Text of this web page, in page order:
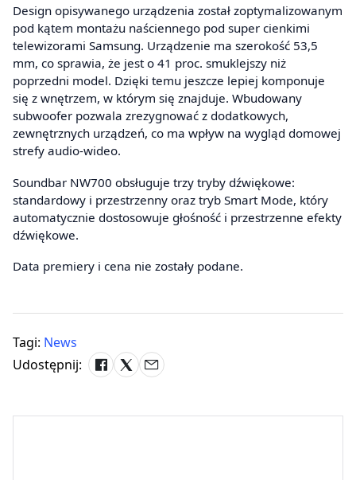
Design opisywanego urządzenia został zoptymalizowanym
pod kątem montażu naściennego pod super cienkimi
telewizorami Samsung. Urządzenie ma szerokość 53,5
mm, co sprawia, że jest o 41 proc. smuklejszy niż
poprzedni model. Dzięki temu jeszcze lepiej komponuje
się z wnętrzem, w którym się znajduje. Wbudowany
subwoofer pozwala zrezygnować z dodatkowych,
zewnętrznych urządzeń, co ma wpływ na wygląd domowej
strefy audio-wideo.
Soundbar NW700 obsługuje trzy tryby dźwiękowe:
standardowy i przestrzenny oraz tryb Smart Mode, który
automatycznie dostosowuje głośność i przestrzenne efekty
dźwiękowe.
Data premiery i cena nie zostały podane.
Tagi: News
Udostępnij: